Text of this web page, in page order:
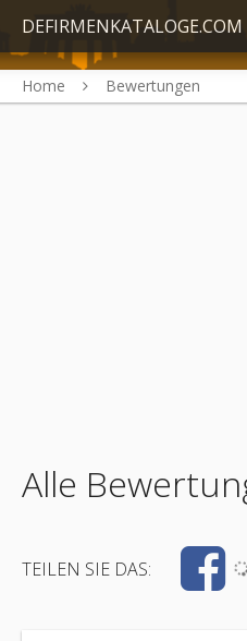
DEFIRMENKATALOGE.COM
Home Bewertungen
Alle
TEILEN SIE DAS: